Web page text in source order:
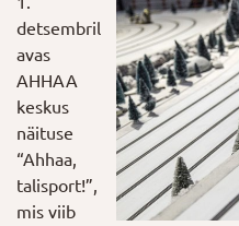
detsembril
avas
AHHAA
keskus
näituse
“Ahhaa,
talisport!”,
mis viib